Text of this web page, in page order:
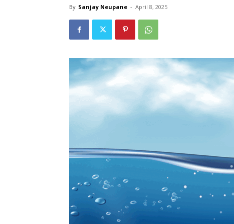
By Sanjay Neupane - April 8, 2025